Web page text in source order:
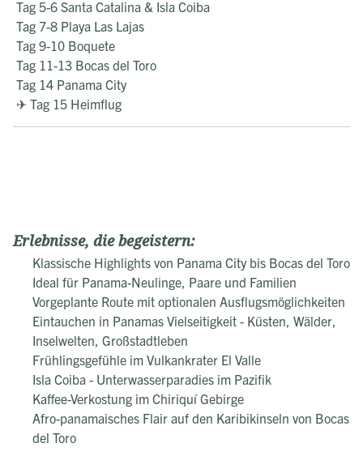
Tag 5-6 Santa Catalina & Isla Coiba
Tag 7-8 Playa Las Lajas
Tag 9-10 Boquete
Tag 11-13 Bocas del Toro
Tag 14 Panama City
✈ Tag 15 Heimflug
Erlebnisse, die begeistern:
Klassische Highlights von Panama City bis Bocas del Toro
Ideal für Panama-Neulinge, Paare und Familien
Vorgeplante Route mit optionalen Ausflugsmöglichkeiten
Eintauchen in Panamas Vielseitigkeit - Küsten, Wälder,
Inselwelten, Großstadtleben
Frühlingsgefühle im Vulkankrater El Valle
Isla Coiba - Unterwasserparadies im Pazifik
Kaffee-Verkostung im Chiriquí Gebirge
Afro-panamaisches Flair auf den Karibikinseln von Bocas
del Toro